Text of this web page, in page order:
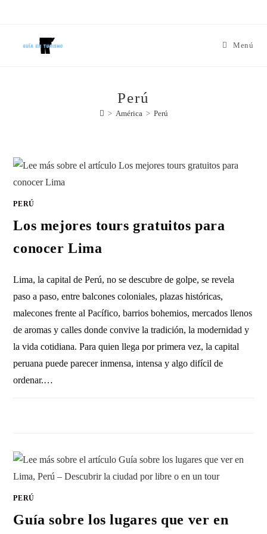
Menú
Perú
> América > Perú
PERÚ
Los mejores tours gratuitos para
conocer Lima
Lima, la capital de Perú, no se descubre de golpe, se revela
paso a paso, entre balcones coloniales, plazas históricas,
malecones frente al Pacífico, barrios bohemios, mercados llenos
de aromas y calles donde convive la tradición, la modernidad y
la vida cotidiana. Para quien llega por primera vez, la capital
peruana puede parecer inmensa, intensa y algo difícil de
ordenar.…
PERÚ
Guía sobre los lugares que ver en